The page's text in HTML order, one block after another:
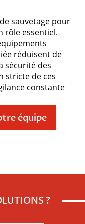
sauvetage pour
rôle essentiel.
réduisent de
sécurité des
stricte de ces
constante
équipe
?